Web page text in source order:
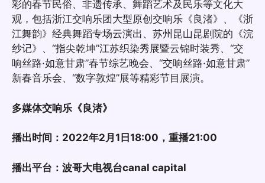
彩的春节民俗、非遗传承、舞蹈艺术及民乐等文化大
观，包括浙江交响乐团大型原创交响乐《良渚》、《浙
江舞韵》经典舞蹈专场云演出、苏州昆山昆剧院的《浣
纱记》、“指尖乾坤”江苏织染秀展暨云锦时装秀、“交
响丝路·如意甘肃”春节综艺晚会、“交响丝路·如意甘肃”
新春音乐会、“数字敦煌”展等精彩节目展演。
多媒体交响乐《良渚》
播出时间：2022年2月1日18:00，重播21:00
播出平台：波哥大电视台canal capital